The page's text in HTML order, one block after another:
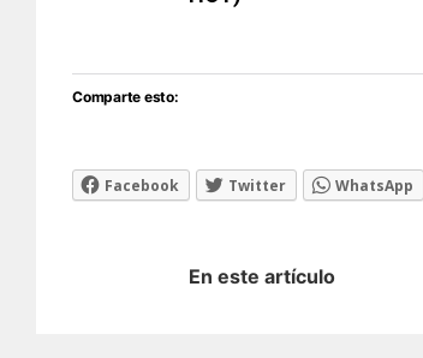
Comparte esto:
Facebook Twitter WhatsApp
En este artículo